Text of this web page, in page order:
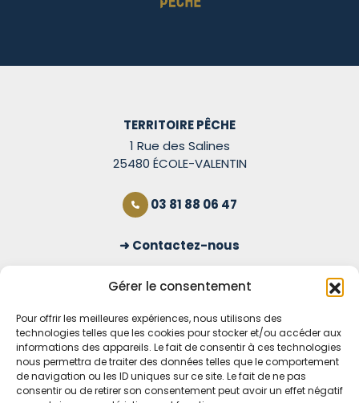
Gérer le consentement
Pour offrir les meilleures expériences, nous utilisons des
technologies telles que les cookies pour stocker et/ou accéder aux
informations des appareils. Le fait de consentir à ces technologies
nous permettra de traiter des données telles que le comportement
de navigation ou les ID uniques sur ce site. Le fait de ne pas
consentir ou de retirer son consentement peut avoir un effet négatif
TERRITOIRE PÊCHE
1 Rue des Salines
25480 ÉCOLE-VALENTIN
03 81 88 06 47
Contactez-nous
OUVERT TOUS LES JOURS
Voir nos horaires